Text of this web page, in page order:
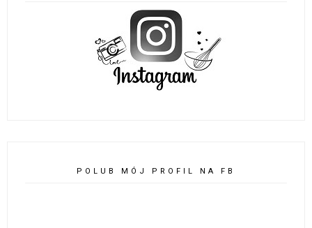
POLUB MÓJ PROFIL NA FB